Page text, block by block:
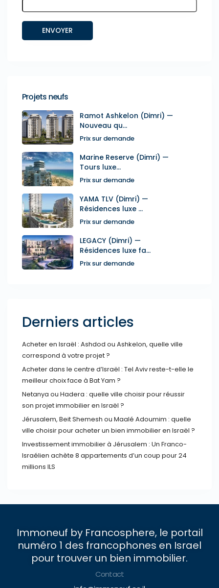
Projets neufs
Ramot Ashkelon (Dimri) —
Nouveau qu...
Prix sur demande
Marine Reserve (Dimri) —
Tours luxe...
Prix sur demande
YAMA TLV (Dimri) —
Résidences luxe ...
Prix sur demande
LEGACY (Dimri) —
Résidences luxe fa...
Prix sur demande
Derniers articles
Acheter en Israël : Ashdod ou Ashkelon, quelle ville
correspond à votre projet ?
Acheter dans le centre d’Israël : Tel Aviv reste-t-elle le
meilleur choix face à Bat Yam ?
Netanya ou Hadera : quelle ville choisir pour réussir
son projet immobilier en Israël ?
Jérusalem, Beit Shemesh ou Maalé Adoumim : quelle
ville choisir pour acheter un bien immobilier en Israël ?
Investissement immobilier à Jérusalem : Un Franco-
Israélien achète 8 appartements d’un coup pour 24
millions ILS
Immoneuf by Francosphere, le portail
numéro 1 des francophones en Israel
pour trouver un bien immobilier.
Contact